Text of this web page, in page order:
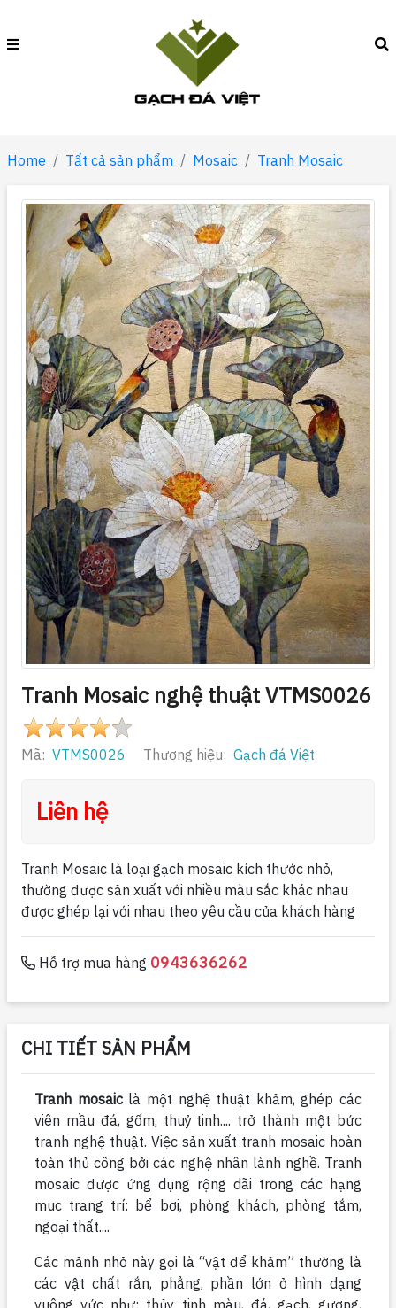
Home Tất cả sản phẩm Mosaic Tranh Mosaic
Tranh Mosaic nghệ thuật VTMS0026
Mã: VTMS0026 Thương hiệu: Gạch đá Việt
Liên hệ
Tranh Mosaic là loại gạch mosaic kích thước nhỏ,
thường được sản xuất với nhiều màu sắc khác nhau
được ghép lại với nhau theo yêu cầu của khách hàng
Hỗ trợ mua hàng 0943636262
CHI TIẾT SẢN PHẨM
Tranh mosaiclà một nghệ thuật khảm, ghép các
viên mầu đá, gốm, thuỷ tinh.... trở thành một bức
tranh nghệ thuật. Việc sản xuất tranh mosaic hoàn
toàn thủ công bởi các nghệ nhân lành nghề. Tranh
mosaic được ứng dụng rộng dãi trong các hạng
muc trang trí: bể bơi, phòng khách, phòng tắm,
ngoại thất....
Các mảnh nhỏ này gọi là “vật để khảm” thường là
các vật chất rắn, phẳng, phần lớn ở hình dạng